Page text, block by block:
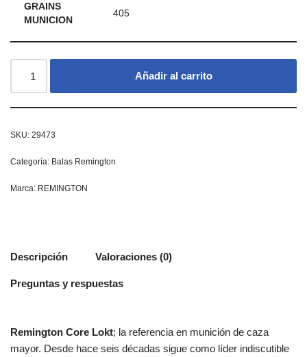
GRAINS
MUNICION
405
Añadir al carrito
SKU: 29473
Categoría: Balas Remington
Marca: REMINGTON
Descripción Valoraciones (0)
Preguntas y respuestas
Remington Core Lokt; la referencia en munición de caza
mayor. Desde hace seis décadas sigue como líder indiscutible